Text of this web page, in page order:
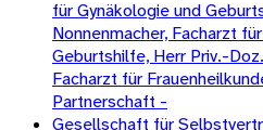
für Gynäkologie und
Nonnenmacher, Facharzt
Geburtshilfe, Herr Priv.-
Facharzt für
Partnerschaft -
Gesellschaft für